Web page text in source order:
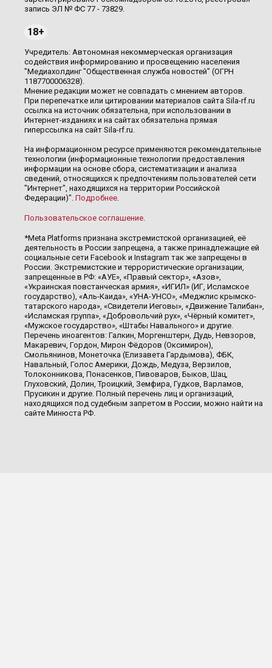
запись ЭЛ № ФС 77 - 73829.
18+
Учредитель: Автономная некоммерческая организация
содействия информированию и просвещению населения
"Медиахолдинг "Общественная служба новостей" (ОГРН
1187700006328).
Мнение редакции может не совпадать с мнением авторов.
При перепечатке или цитировании материалов сайта Sila-rf.ru
ссылка на источник обязательна, при использовании в
Интернет-изданиях и на сайтах обязательна прямая
гиперссылка на сайт Sila-rf.ru.
На информационном ресурсе применяются рекомендательные
технологии (информационные технологии предоставления
информации на основе сбора, систематизации и анализа
сведений, относящихся к предпочтениям пользователей сети
"Интернет", находящихся на территории Российской
Федерации)". Подробнее.
Пользовательское соглашение.
*Meta Platforms признана экстремистской организацией, её
деятельность в России запрещена, а также принадлежащие ей
социальные сети Facebook и Instagram так же запрещены в
России. Экстремистские и террористические организации,
запрещенные в РФ: «АУЕ», «Правый сектор», «Азов»,
«Украинская повстанческая армия», «ИГИЛ» (ИГ, Исламское
государство), «Аль-Каида», «УНА-УНСО», «Меджлис крымско-
татарского народа», «Свидетели Иеговы», «Движение Талибан»,
«Исламская группа», «Добровольчий рух», «Чёрный комитет»,
«Мужское государство», «Штабы Навального» и другие.
Перечень иноагентов: Галкин, Моргенштерн, Дудь, Невзоров,
Макаревич, Гордон, Мирон Фёдоров (Оксимирон),
Смольянинов, Монеточка (Елизавета Гардымова), ФБК,
Навальный, Голос Америки, Дождь, Медуза, Верзилов,
Толоконникова, Понасенков, Пивоваров, Быков, Шац,
Глуховский, Долин, Троицкий, Земфира, Гудков, Варламов,
Прусикин и другие. Полный перечень лиц и организаций,
находящихся под судебным запретом в России, можно найти на
сайте Минюста РФ.